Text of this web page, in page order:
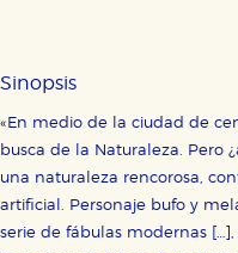
Sinopsis
«En medio de la ciudad de
busca de la Naturaleza. Pero
una naturaleza rencorosa,
artificial. Personaje bufo y
serie de fábulas modernas